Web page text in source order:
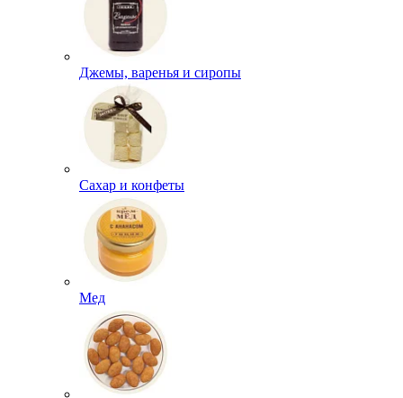
Джемы, варенья и сиропы
Сахар и конфеты
Мед